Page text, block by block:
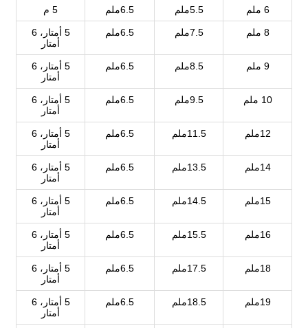
6 ملم 5.5ملم 6.5ملم 5 م
8 ملم 7.5ملم 6.5ملم
5 أمتار، 6
أمتار
9 ملم 8.5ملم 6.5ملم
5 أمتار، 6
أمتار
10 ملم 9.5ملم 6.5ملم
5 أمتار، 6
أمتار
12ملم 11.5ملم 6.5ملم
5 أمتار، 6
أمتار
14ملم 13.5ملم 6.5ملم
5 أمتار، 6
أمتار
15ملم 14.5ملم 6.5ملم
5 أمتار، 6
أمتار
16ملم 15.5ملم 6.5ملم
5 أمتار، 6
أمتار
18ملم 17.5ملم 6.5ملم
5 أمتار، 6
أمتار
19ملم 18.5ملم 6.5ملم
5 أمتار، 6
أمتار